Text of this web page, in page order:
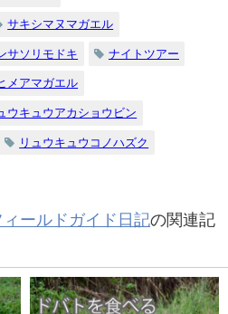
サキシマヌマガエル
サソリモドキ ナイトツアー
メアマガエル
ウキュウアカショウビン
リュウキュウコノハズク
ールドガイド日記の関連記